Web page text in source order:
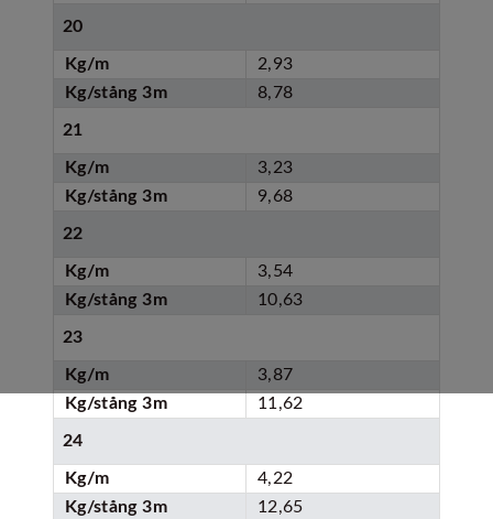
20
Kg/m
2,93
Kg/stång 3m
8,78
21
Kg/m
3,23
Kg/stång 3m
9,68
22
Kg/m
3,54
Kg/stång 3m
10,63
23
Kg/m
3,87
Kg/stång 3m
11,62
24
Kg/m
4,22
Kg/stång 3m
12,65